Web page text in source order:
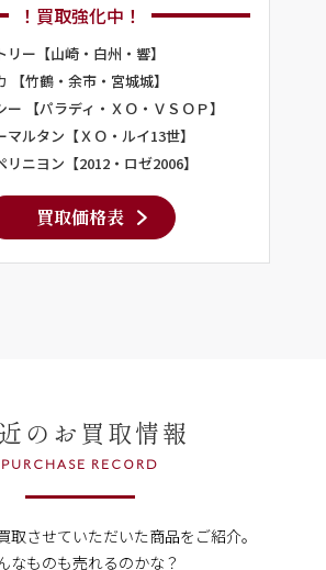
！買取強化中！
リー【山崎・白州・響】
【竹鶴・余市・宮城城】
ー 【パラディ・ＸＯ・ＶＳＯＰ】
マルタン【ＸＯ・ルイ13世】
リニヨン【2012・ロゼ2006】
買取価格表
のお買取情報
PURCHASE RECORD
取させていただいた商品をご紹介。
なものも売れるのかな？